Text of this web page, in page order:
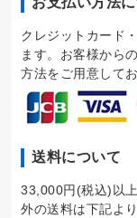
クレジットカード
ます。お客様から
方法をご用意してお
送料について
33,000円(税込)以
外の送料は下記よ